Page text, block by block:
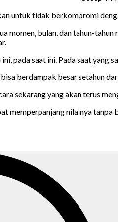
untuk tidak berkompromi
momen, bulan, dan tahun-
pada saat ini. Pada saat yang
berdampak besar setahun
sekarang yang akan terus
memperpanjang nilainya